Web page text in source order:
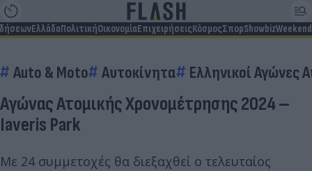
ΕλλάδαΠολιτικήΟικονομίαΕπιχειρήσειςΚόσμοςΣπορShowbizWeekend
Auto & Moto Αυτοκίνητα Ελληνικοί Αγώνες
Αγώνας Ατομικής Χρονομέτρησης 2024 –
Iaveris Park
Με 24 συμμετοχές θα διεξαχθεί ο τελευταίος